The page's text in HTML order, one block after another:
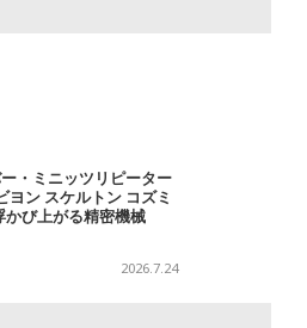
・ミニッツリピーター
ヨン スケルトン コズミ
かび上がる精密機械
2026.7.24